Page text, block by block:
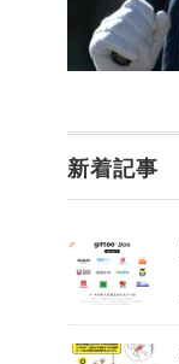
新着記事